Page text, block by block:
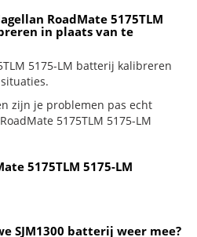
RoadMate 5175TLM
in plaats van te
5175-LM batterij kalibreren
zijn je problemen pas echt
5175TLM 5175-LM
5175TLM 5175-LM
SJM1300 batterij weer mee?